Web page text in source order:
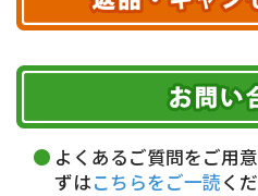
ヤマ
お届け可
午前中 14～
18～20時
19～21
代金引換(
5,000円未満
期限を含むルール（条件
ただく費用がございます。
よくあるご質問をご用
ずはこちらをご一読く